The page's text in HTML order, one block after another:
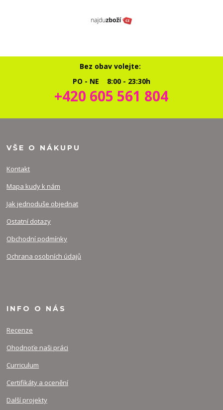
Bez obav volejte:
PO - NE 8:00 - 23:30h
+420 605 561 804
VŠE O NÁKUPU
Kontakt
Mapa kudy k nám
Jak jednoduše objednat
Ostatní dotazy
Obchodní podmínky
Ochrana osobních údajů
INFO O NÁS
Recenze
Ohodnoťe naši práci
Curriculum
Certifikáty a ocenění
Další projekty